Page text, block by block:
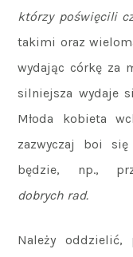
którzy poświęcili
takimi oraz
wydając córkę za
silniejsza wydaje
Młoda kobieta
zazwyczaj boi
będzie, np.,
dobrych rad.
Należy oddzielić,